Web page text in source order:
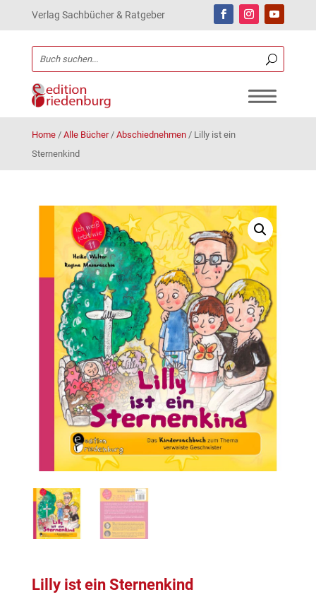
Verlag Sachbücher & Ratgeber
Home/ Alle Bücher/ Abschiednehmen/ Lilly ist ein
Sternenkind
Lilly ist ein Sternenkind